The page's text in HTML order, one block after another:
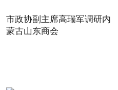
市政协副主席高瑞军调研内
蒙古山东商会